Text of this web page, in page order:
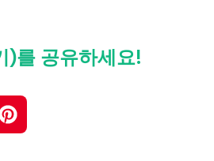
를 공유하세요!